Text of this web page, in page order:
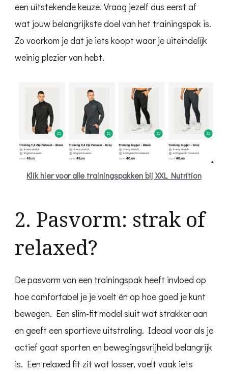
een uitstekende keuze. Vraag jezelf dus eerst af
wat jouw belangrijkste doel van het trainingspak is.
Zo voorkom je dat je iets koopt waar je uiteindelijk
weinig plezier van hebt.
Klik hier voor alle trainingspakken bij XXL Nutrition
2. Pasvorm: strak of
relaxed?
De pasvorm van een trainingspak heeft invloed op
hoe comfortabel je je voelt én op hoe goed je kunt
bewegen. Een slim-fit model sluit wat strakker aan
en geeft een sportieve uitstraling. Ideaal voor als je
actief gaat sporten en bewegingsvrijheid belangrijk
is. Een relaxed fit zit wat losser, voelt vaak iets